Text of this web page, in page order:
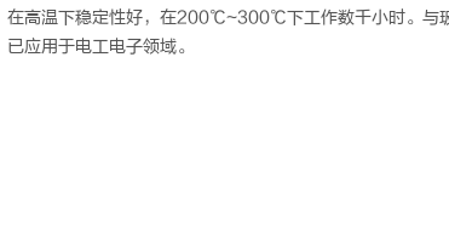
在高温下稳定性好，在200℃~300℃下工作数千小时。与
应用于电工电子领域。